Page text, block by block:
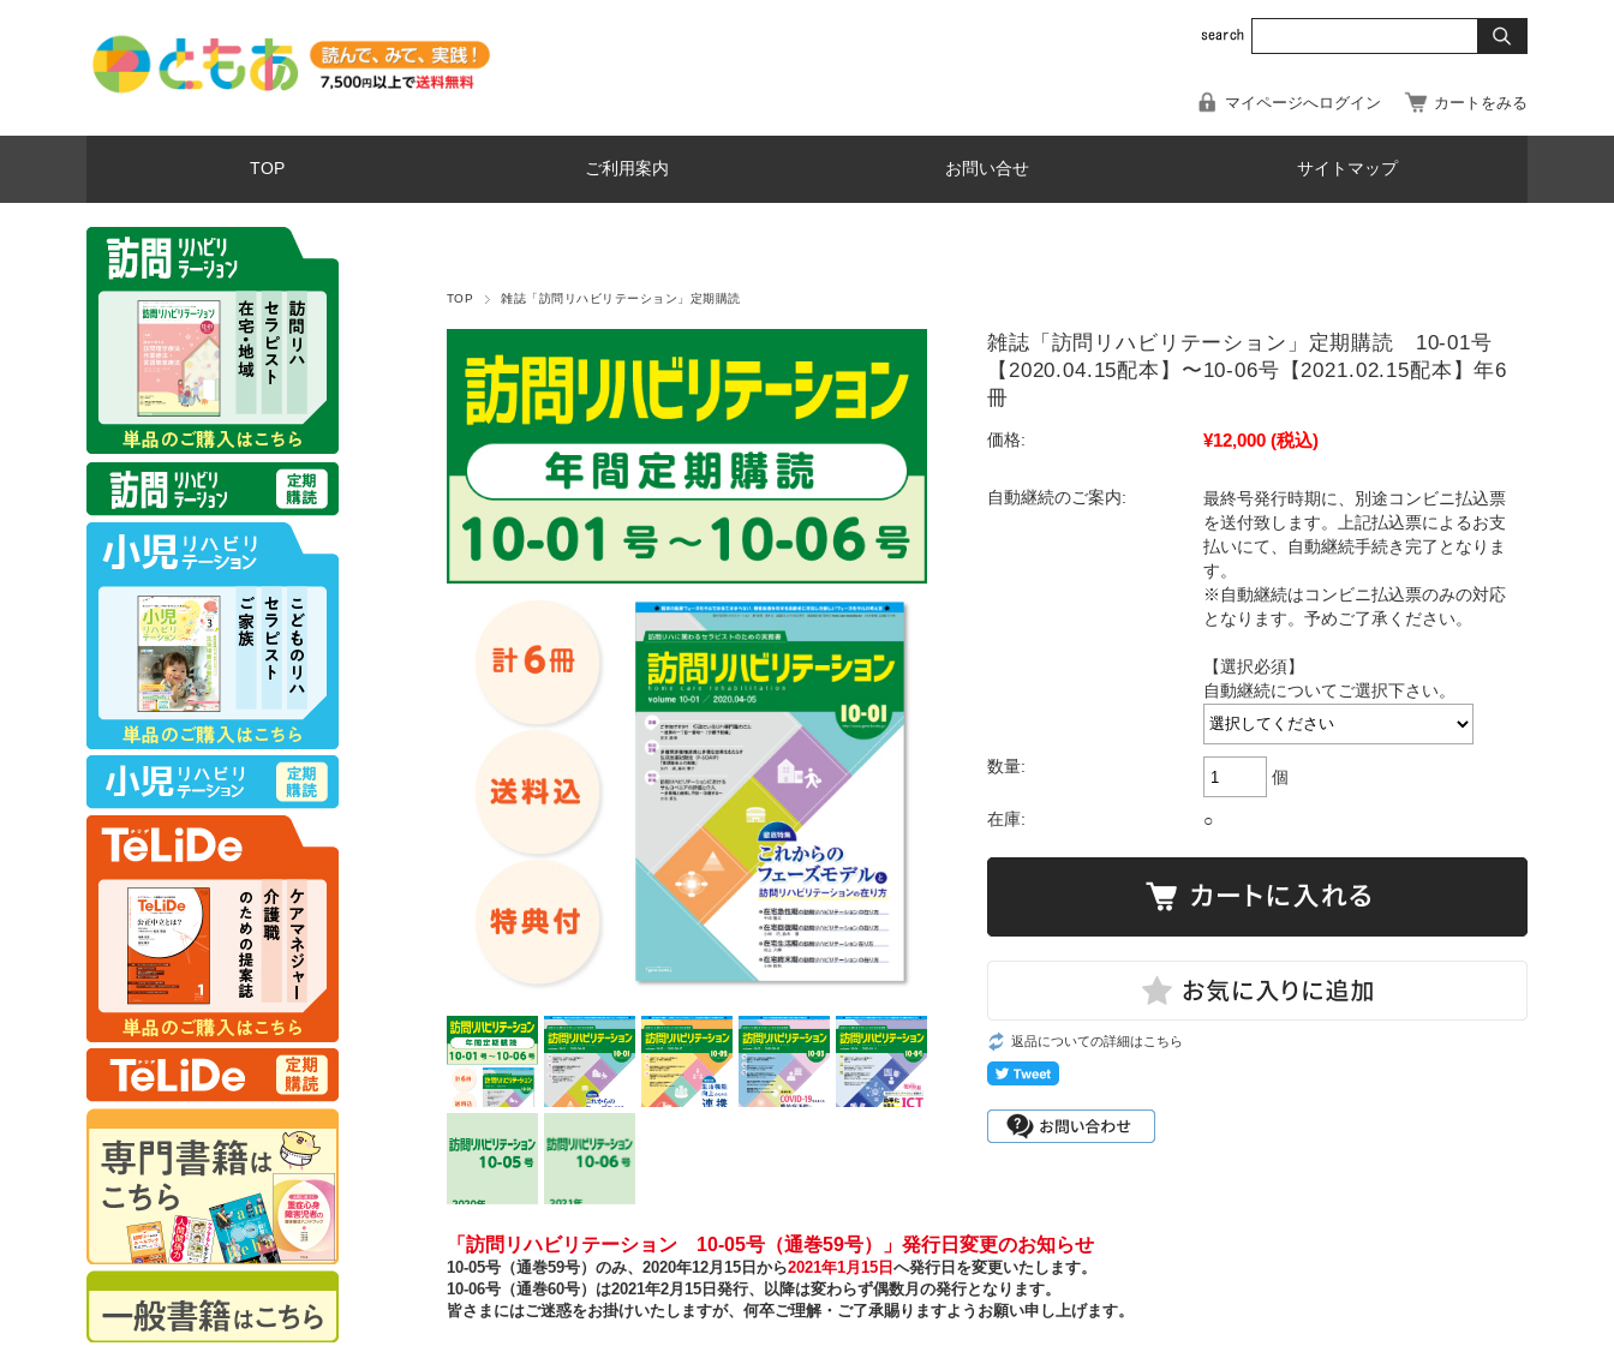
マイページへログイン カートをみる
TOP ご利用案内 お問い合せ サイトマップ
TOP 雑誌「訪問リハビリテーション」定期購読
雑誌「訪問リハビリテーション」定期購読 10-01号
【2020.04.15配本】〜10-06号【2021.02.15配本】年6
冊
価格: ¥12,000 (税込)
自動継続のご案内:
最終号発行時期に、別途コンビニ払込票
を送付致します。上記払込票によるお支
払いにて、自動継続手続き完了となりま
す。
※自動継続はコンビニ払込票のみの対応
となります。予めご了承ください。
【選択必須】
自動継続についてご選択下さい。
数量:
個
在庫: ○
返品についての詳細はこちら
「訪問リハビリテーション 10-05号（通巻59号）」発行日変更のお知らせ
10-05号（通巻59号）のみ、2020年12月15日から2021年1月15日 へ発行日を変更いたします。
10-06号（通巻60号）は2021年2月15日発行、以降は変わらず偶数月の発行となります。
皆さまにはご迷惑をお掛けいたしますが、何卒ご理解・ご了承賜りますようお願い申し上げます。